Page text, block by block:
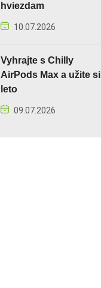
hviezdam
10.07.2026
Vyhrajte s Chilly
AirPods Max a užite si
leto
09.07.2026